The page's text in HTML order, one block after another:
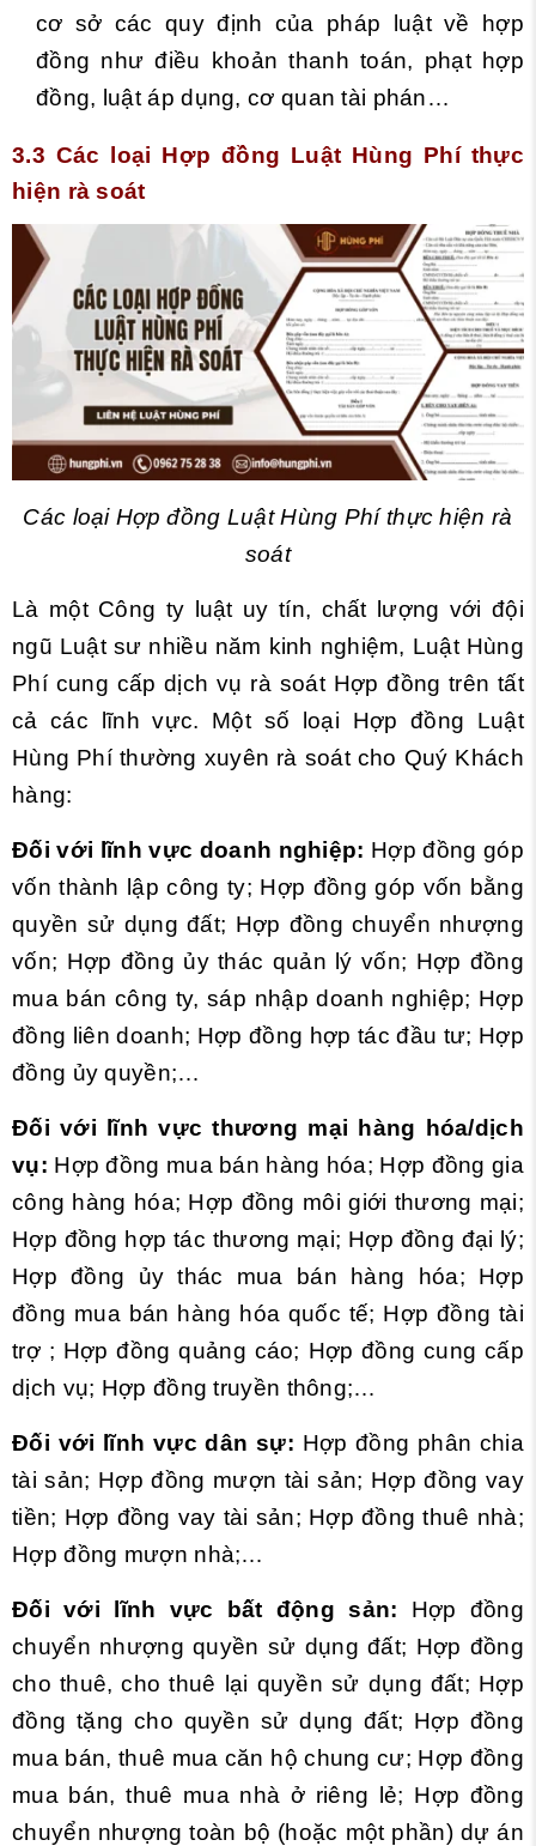
cơ sở các quy định của pháp luật về hợp
đồng như điều khoản thanh toán, phạt hợp
đồng, luật áp dụng, cơ quan tài phán…
3.3 Các loại Hợp đồng Luật Hùng Phí thực
hiện rà soát
Các loại Hợp đồng Luật Hùng Phí thực hiện rà
soát
Là một Công ty luật uy tín, chất lượng với đội
ngũ Luật sư nhiều năm kinh nghiệm, Luật Hùng
Phí cung cấp dịch vụ rà soát Hợp đồng trên tất
cả các lĩnh vực. Một số loại Hợp đồng Luật
Hùng Phí thường xuyên rà soát cho Quý Khách
hàng:
Đối với lĩnh vực doanh nghiệp: Hợp đồng góp
vốn thành lập công ty; Hợp đồng góp vốn bằng
quyền sử dụng đất; Hợp đồng chuyển nhượng
vốn; Hợp đồng ủy thác quản lý vốn; Hợp đồng
mua bán công ty, sáp nhập doanh nghiệp; Hợp
đồng liên doanh; Hợp đồng hợp tác đầu tư; Hợp
đồng ủy quyền;…
Đối với lĩnh vực thương mại hàng hóa/dịch
vụ: Hợp đồng mua bán hàng hóa; Hợp đồng gia
công hàng hóa; Hợp đồng môi giới thương mại;
Hợp đồng hợp tác thương mại; Hợp đồng đại lý;
Hợp đồng ủy thác mua bán hàng hóa; Hợp
đồng mua bán hàng hóa quốc tế; Hợp đồng tài
trợ ; Hợp đồng quảng cáo; Hợp đồng cung cấp
dịch vụ; Hợp đồng truyền thông;…
Đối với lĩnh vực dân sự: Hợp đồng phân chia
tài sản; Hợp đồng mượn tài sản; Hợp đồng vay
tiền; Hợp đồng vay tài sản; Hợp đồng thuê nhà;
Hợp đồng mượn nhà;…
Đối với lĩnh vực bất động sản: Hợp đồng
chuyển nhượng quyền sử dụng đất; Hợp đồng
cho thuê, cho thuê lại quyền sử dụng đất; Hợp
đồng tặng cho quyền sử dụng đất; Hợp đồng
mua bán, thuê mua căn hộ chung cư; Hợp đồng
mua bán, thuê mua nhà ở riêng lẻ; Hợp đồng
chuyển nhượng toàn bộ (hoặc một phần) dự án